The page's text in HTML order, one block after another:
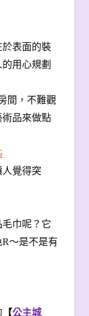
表面的裝
用心規劃
間，不難觀
品來做點
覺得突
巾呢？它
〜是不是有
【公主城